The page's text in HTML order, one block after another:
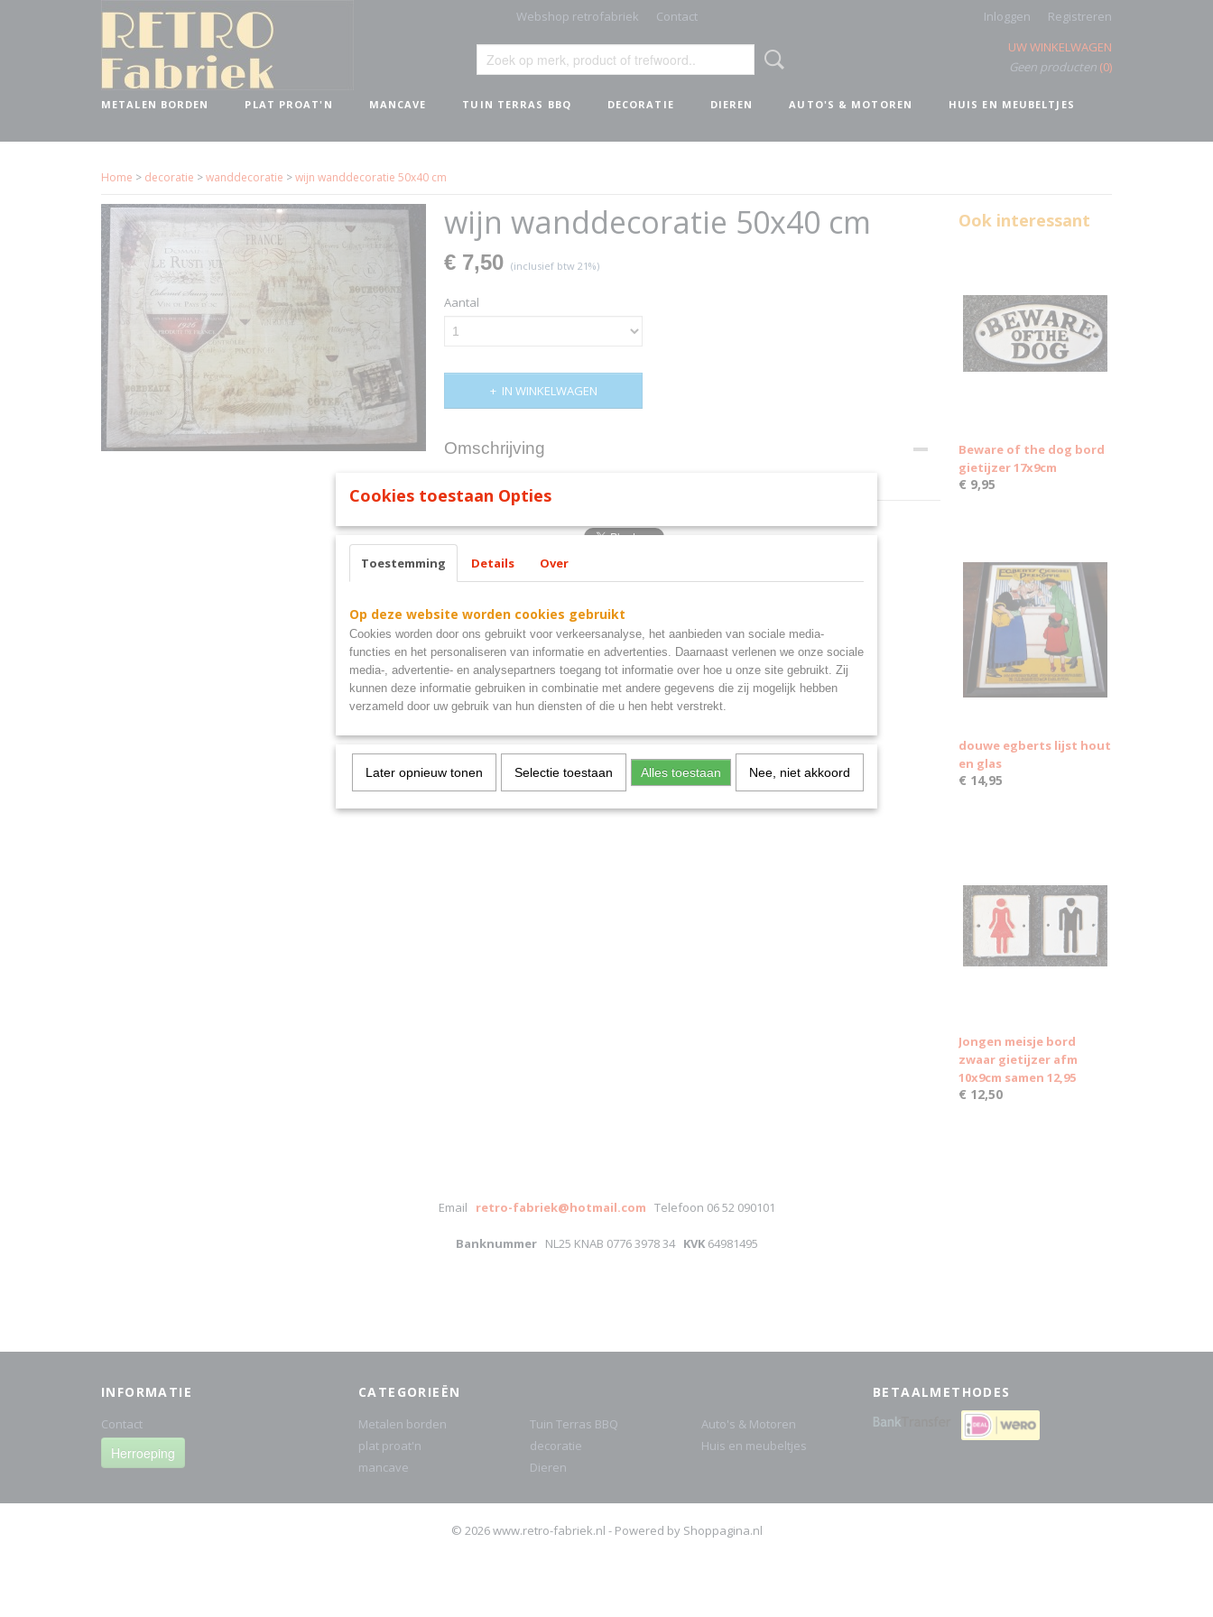
Webshop retrofabriek Contact Inloggen
Registreren
UW WINKELWAGEN
Geen producten (0)
METALEN BORDEN PLAT PROAT'N MANCAVE TUIN TERRAS BBQ DECORATIE DIEREN AUTO'S & MOTOREN HUIS EN MEUBELTJES
Home > decoratie >wanddecoratie >wijn wanddecoratie 50x40 cm
wijn wanddecoratie 50x40 cm
€ 7,50 (inclusief btw 21%)
Aantal
IN WINKELWAGEN
Omschrijving
Ook interessant
Beware of the dog bord
gietijzer 17x9cm
€ 9,95
douwe egberts lijst hout
en glas
€ 14,95
Jongen meisje bord
zwaar gietijzer afm
10x9cm samen 12,95
€ 12,50
Email retro-fabriek@hotmail.com Telefoon 06 52 090101
Banknummer NL25 KNAB 0776 3978 34 KVK64981495
INFORMATIE
Contact
Herroeping
CATEGORIEËN
Metalen borden
plat proat'n
mancave
Tuin Terras BBQ
decoratie
Dieren
Auto's & Motoren
Huis en meubeltjes
BETAALMETHODES
© 2026 www.retro-fabriek.nl - Powered by Shoppagina.nl
Cookies toestaan Opties
Toestemming Details Over
Op deze website worden cookies gebruikt
Cookies worden door ons gebruikt voor verkeersanalyse, het aanbieden van sociale media-
functies en het personaliseren van informatie en advertenties. Daarnaast verlenen we onze sociale
media-, advertentie- en analysepartners toegang tot informatie over hoe u onze site gebruikt. Zij
kunnen deze informatie gebruiken in combinatie met andere gegevens die zij mogelijk hebben
verzameld door uw gebruik van hun diensten of die u hen hebt verstrekt.
Later opnieuw tonen Selectie toestaan Alles toestaan Nee, niet akkoord